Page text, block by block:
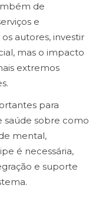
de
e
autores, investir
mas o impacto
extremos
para
saúde sobre como
mental,
é necessária,
e suporte